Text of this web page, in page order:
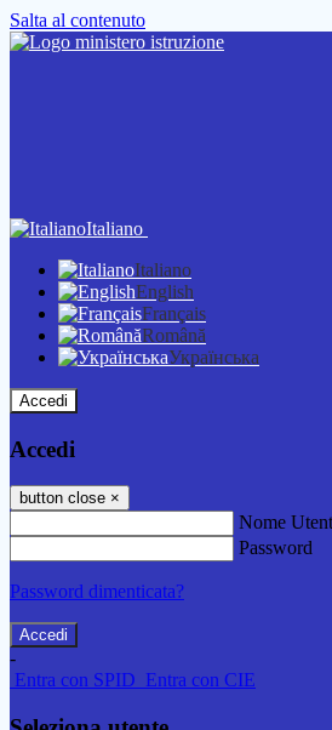
Salta al contenuto
Italiano
Italiano
English
Français
Română
Українська
Accedi
Accedi
button close ×
Nome
Password
Password dimenticata?
-
Entra con SPID Entra con CIE